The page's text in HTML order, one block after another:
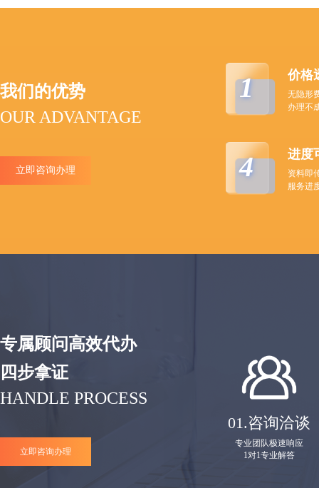
我们的优势
OUR ADVANTAGE
立即咨询办理
1 价格
无隐形
办理不
4 进度
资料即
服务进
专属顾问高效代办
四步拿证
HANDLE PROCESS
立即咨询办理
01.咨询洽谈
专业团队极速响应
1对1专业解答